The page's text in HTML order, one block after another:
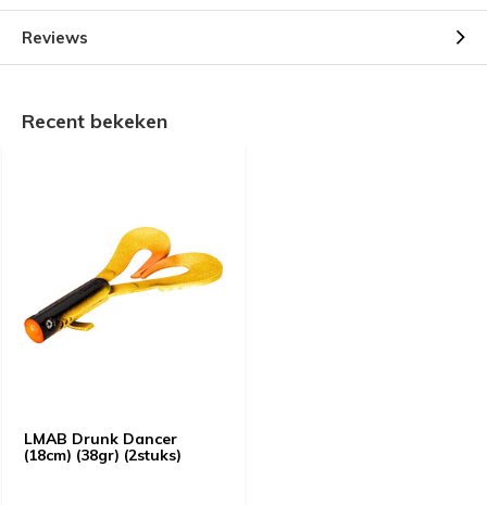
Reviews
Recent bekeken
LMAB Drunk Dancer
(18cm) (38gr) (2stuks)